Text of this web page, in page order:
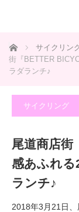
ホーム サイクリン
街『BETTER
ラダランチ♪
サイクリング
尾道商店街
感あふれ
ランチ♪
2018年3月21日